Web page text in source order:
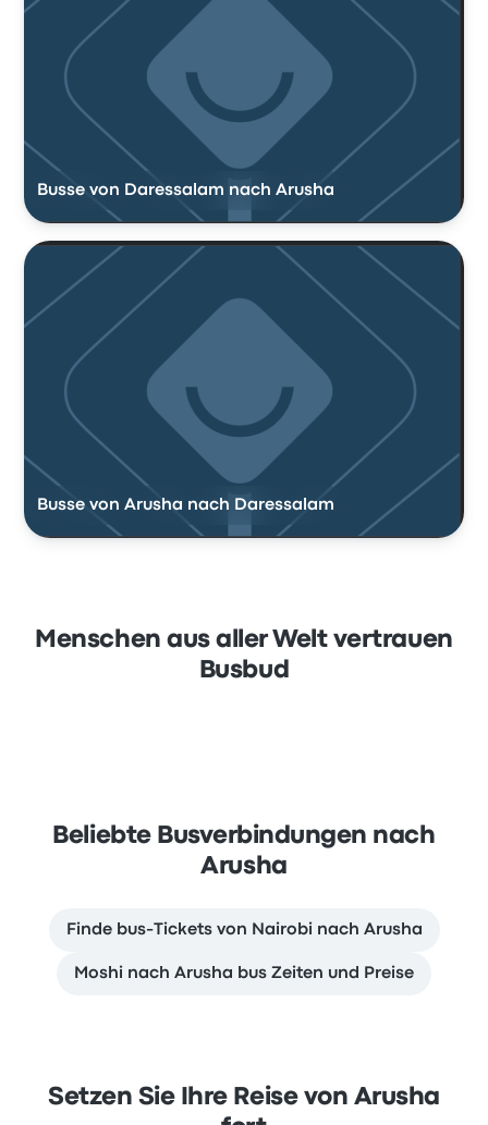
Busse von Daressalam nach Arusha
Busse von Arusha nach Daressalam
Menschen aus aller Welt vertrauen
Busbud
Beliebte Busverbindungen nach
Arusha
Finde bus-Tickets von Nairobi nach Arusha
Moshi nach Arusha bus Zeiten und Preise
Setzen Sie Ihre Reise von Arusha